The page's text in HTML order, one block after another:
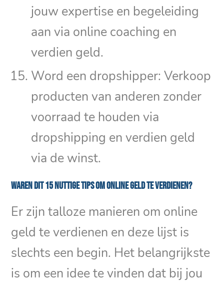
jouw expertise en begeleiding
aan via online coaching en
verdien geld.
Word een dropshipper: Verkoop
producten van anderen zonder
voorraad te houden via
dropshipping en verdien geld
via de winst.
Waren dit 15 nuttige tips om online geld te verdienen?
Er zijn talloze manieren om online
geld te verdienen en deze lijst is
slechts een begin. Het belangrijkste
is om een idee te vinden dat bij jou